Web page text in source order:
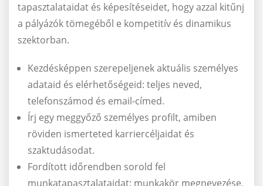
tapasztalataidat és képesítéseidet, hogy azzal kitűnj
a pályázók tömegéből e kompetitív és dinamikus
szektorban.
Kezdésképpen szerepeljenek aktuális személyes
adataid és elérhetőségeid: teljes neved,
telefonszámod és email-címed.
Írj egy meggyőző személyes profilt, amiben
röviden ismerteted karriercéljaidat és
szaktudásodat.
Fordított időrendben sorold fel
munkatapasztalataidat: munkakör megnevezése,